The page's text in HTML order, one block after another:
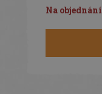
Na objednání